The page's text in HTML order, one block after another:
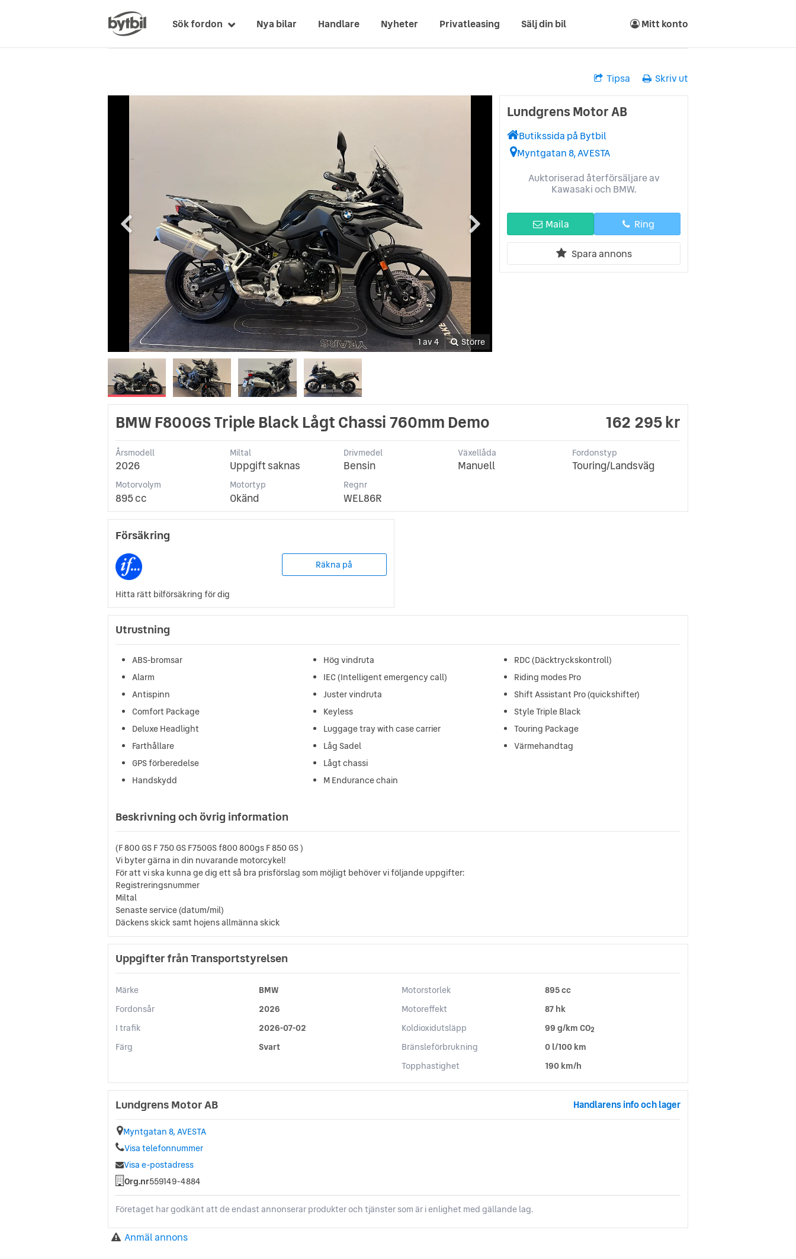
Sök fordon Nya bilar Handlare Nyheter Privatleasing Sälj din bil Mitt konto
Tipsa Skriv ut
1 av 4 Större
Lundgrens Motor AB
Butikssida på Bytbil
Myntgatan 8, AVESTA
Auktoriserad återförsäljare av
Kawasaki och BMW.
Maila Ring
Spara annons
BMW F800GS Triple Black Lågt Chassi 760mm Demo 162 295 kr
Årsmodell
2026
Miltal
Uppgift saknas
Drivmedel
Bensin
Växellåda
Manuell
Fordonstyp
Touring/Landsväg
Motorvolym
895 cc
Motortyp
Okänd
Regnr
WEL86R
Försäkring
Räkna på
Hitta rätt bilförsäkring för dig
Utrustning
ABS-bromsar
Alarm
Antispinn
Comfort Package
Deluxe Headlight
Farthållare
GPS förberedelse
Handskydd
Hög vindruta
IEC (Intelligent emergency call)
Juster vindruta
Keyless
Luggage tray with case carrier
Låg Sadel
Lågt chassi
M Endurance chain
RDC (Däcktryckskontroll)
Riding modes Pro
Shift Assistant Pro (quickshifter)
Style Triple Black
Touring Package
Värmehandtag
Beskrivning och övrig information
(F 800 GS F 750 GS F750GS f800 800gs F 850 GS )
Vi byter gärna in din nuvarande motorcykel!
För att vi ska kunna ge dig ett så bra prisförslag som möjligt behöver vi följande uppgifter:
Registreringsnummer
Miltal
Senaste service (datum/mil)
Däckens skick samt hojens allmänna skick
Uppgifter från Transportstyrelsen
Märke
BMW
Fordonsår
2026
I trafik
2026-07-02
Färg
Svart
Motorstorlek
895 cc
Motoreffekt
87 hk
Koldioxidutsläpp
99 g/km CO2
Bränsleförbrukning
0 l/100 km
Topphastighet
190 km/h
Lundgrens Motor AB Handlarens info och lager
Myntgatan 8, AVESTA
Visa telefonnummer
Visa e-postadress
Org.nr559149-4884
Företaget har godkänt att de endast annonserar produkter och tjänster som är i enlighet med gällande lag.
Anmäl annons